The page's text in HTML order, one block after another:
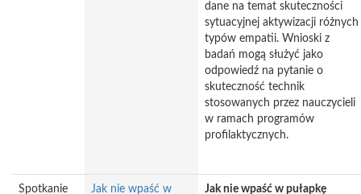
dane na temat skuteczności
sytuacyjnej aktywizacji różnych
typów empatii. Wnioski z
badań mogą służyć jako
odpowiedź na pytanie o
skuteczność technik
stosowanych przez nauczycieli
w ramach programów
profilaktycznych.
Spotkanie
Jak nie wpaść w
Jak nie wpaść w pułapkę